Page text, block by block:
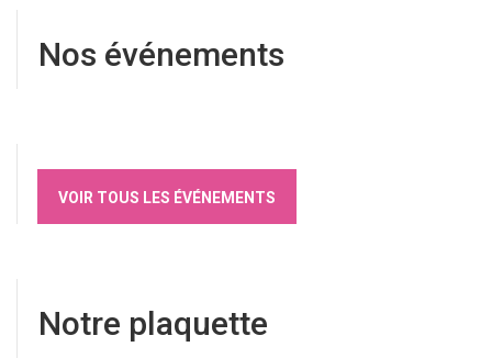
Nos événements
VOIR TOUS LES ÉVÉNEMENTS
Notre plaquette